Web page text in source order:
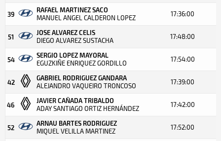
39
RAFAEL MARTINEZ SACO
MANUEL ANGEL CALDERON LOPEZ 17:36:00
51
JOSE ALVAREZ CELIS
DIEGO ALVAREZ SUSTACHA 17:48:00
54
SERGIO LOPEZ MAYORAL
EGUZKIÑE ENRIQUEZ GORDILLO 17:54:00
42
GABRIEL RODRIGUEZ GANDARA
ALEJANDRO VAQUEIRO TRONCOSO 17:39:00
46
JAVIER CAÑADA TRIBALDO
ADAY SANTIAGO ORTIZ HERNÁNDEZ 17:42:00
52
ARNAU BARTES RODRIGUEZ
MIQUEL VELILLA MARTINEZ 17:52:00